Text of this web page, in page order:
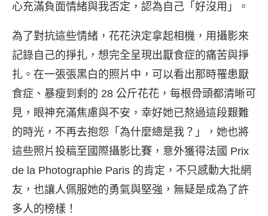
心充滿負面情緒與我否定，認為自己「好沒用」。
為了對抗這些情緒，花花決定拿起相機，用攝影來
記錄自己的掙扎，想完全呈現出厭食症的痛苦與掙
扎。在一張張黑白的照片中，可以看出那時罹患厭
食症、暴瘦到剩的 28 公斤花花，每根骨頭都清晰可
見，眼神充滿焦慮與不安，幸好她已熬過這段艱難
的時光，不再去抱怨「為什麼總是我？」，她也將
這些照片投稿至國際攝影比賽，意外獲得法國 Prix
de la Photographie Paris 的肯定，不只感動大批網
友，也讓人佩服她的勇氣與堅強，無疑是成為了許
多人的榜樣！